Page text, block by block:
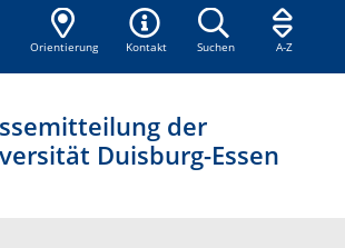
Orientierung Kontakt Suchen A-Z
der
Duisburg-Essen